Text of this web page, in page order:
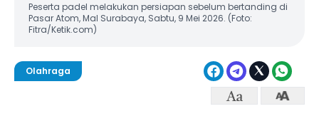
Peserta padel melakukan persiapan sebelum bertanding di
Pasar Atom, Mal Surabaya, Sabtu, 9 Mei 2026. (Foto:
Fitra/Ketik.com)
Olahraga